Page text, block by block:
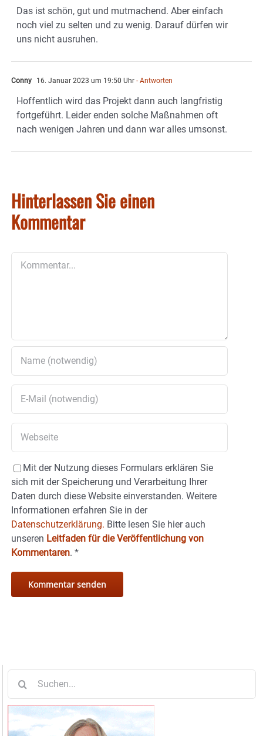
Das ist schön, gut und mutmachend. Aber einfach
noch viel zu selten und zu wenig. Darauf dürfen wir
uns nicht ausruhen.
Conny 16. Januar 2023 um 19:50 Uhr - Antworten
Hoffentlich wird das Projekt dann auch langfristig
fortgeführt. Leider enden solche Maßnahmen oft
nach wenigen Jahren und dann war alles umsonst.
Hinterlassen Sie einen
Kommentar
Mit der Nutzung dieses Formulars erklären Sie
sich mit der Speicherung und Verarbeitung Ihrer
Daten durch diese Website einverstanden. Weitere
Informationen erfahren Sie in der
Datenschutzerklärung. Bitte lesen Sie hier auch
unseren Leitfaden für die Veröffentlichung von
Kommentaren. *
nach: